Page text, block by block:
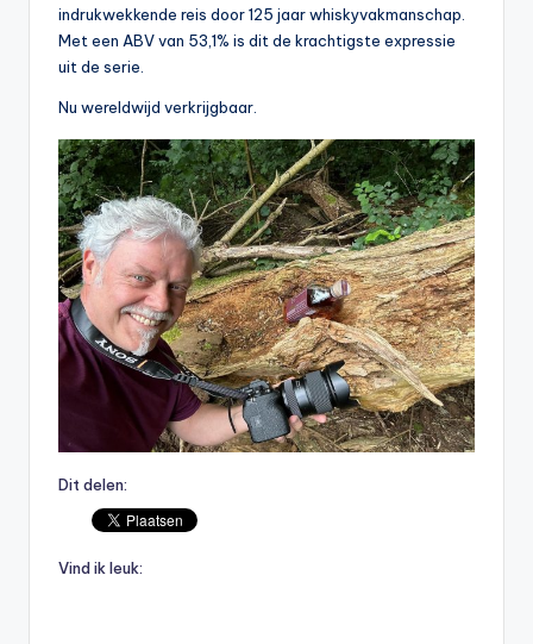
indrukwekkende reis door 125 jaar whiskyvakmanschap.
Met een ABV van 53,1% is dit de krachtigste expressie
uit de serie.
Nu wereldwijd verkrijgbaar.
Dit delen:
Vind ik leuk: